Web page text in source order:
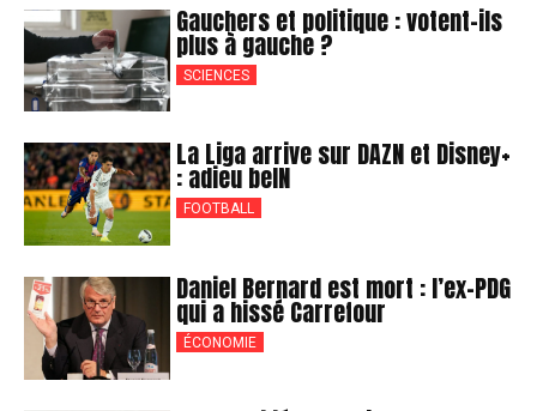
Gauchers et politique : votent-ils
plus à gauche ?
SCIENCES
La Liga arrive sur DAZN et Disney+
: adieu beIN
FOOTBALL
Daniel Bernard est mort : l’ex-PDG
qui a hissé Carrefour
ÉCONOMIE